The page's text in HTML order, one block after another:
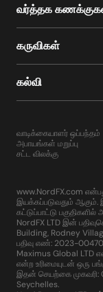
வர்த்தக
கருவிகள்
கல்வி
வாடிக்கையாளர் ஒப்பந்தம்
அபாயங்கள் மறுப்பு
சட்ட விலக்கு
www.NordFX.com
இயக்கப்படுவதும் ஆகும்.
கட்டுப்பாட்டு
NordFX LTD இன்
Building, Rodney
பதிவு எண்: 2023-
Maximus Global LTD
என்ற உரிமையுடன் ஒரு
இதன் செயற்கை முகவரி:
Seychelles.